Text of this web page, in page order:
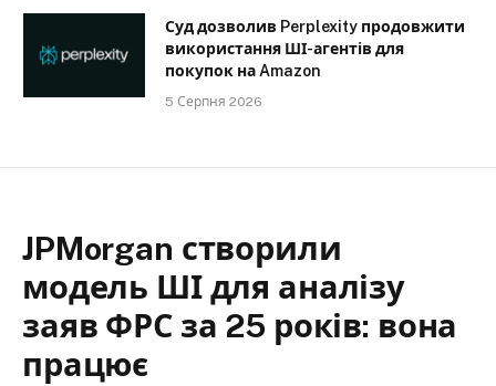
Суд дозволив Perplexity продовжити
використання ШІ-агентів для
покупок на Amazon
5 Серпня 2026
JPMorgan створили
модель ШІ для аналізу
заяв ФРС за 25 років: вона
працює